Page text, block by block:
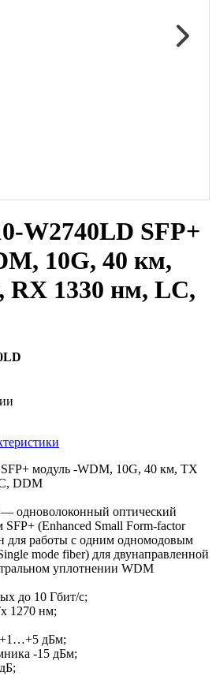
W2740LD SFP+
10G, 40 км,
RX 1330 нм, LC,
модуль -WDM, 10G, 40 км, TX
DDM
одноволоконный оптический
(Enhanced Small Form-factor
для работы с одним одномодовым
mode fiber) для двунаправленной
уплотнении WDM
до 10 Гбит/с;
1270 нм;
+1…+5 дБм;
-15 дБм;